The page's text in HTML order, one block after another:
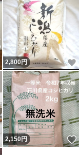
いいね！
2,800円
いいね！
2,150円